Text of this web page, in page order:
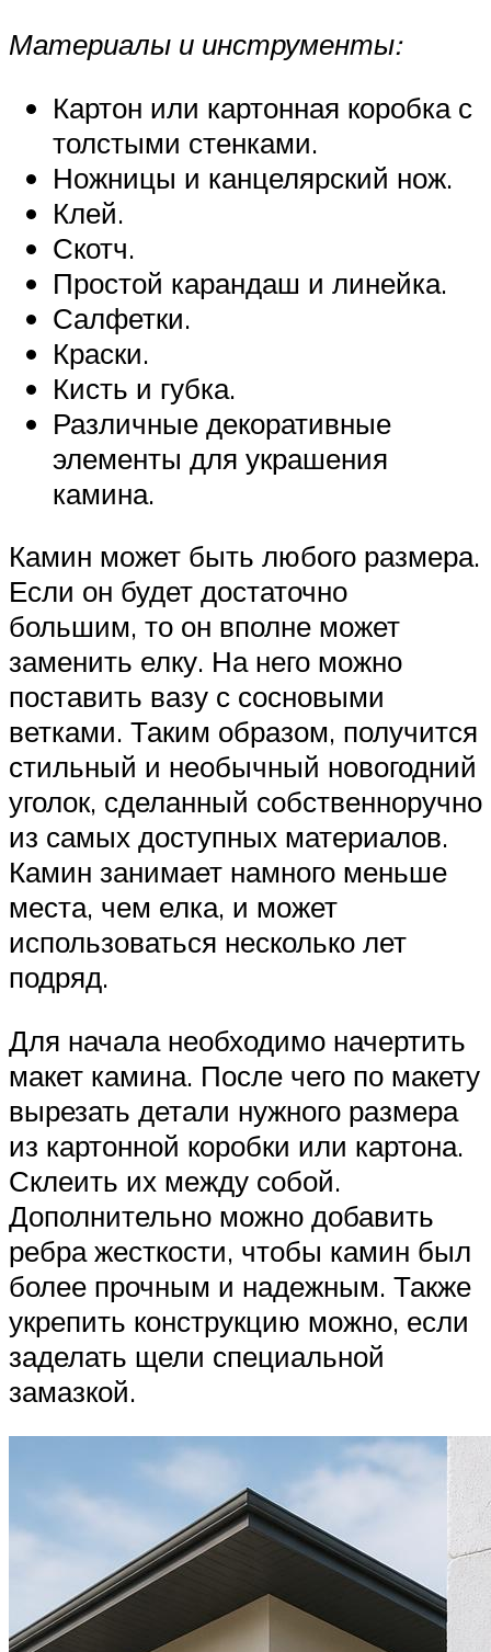
Материалы и инструменты:
Картон или картонная коробка с
толстыми стенками.
Ножницы и канцелярский нож.
Клей.
Скотч.
Простой карандаш и линейка.
Салфетки.
Краски.
Кисть и губка.
Различные декоративные
элементы для украшения
камина.
Камин может быть любого размера.
Если он будет достаточно
большим, то он вполне может
заменить елку. На него можно
поставить вазу с сосновыми
ветками. Таким образом, получится
стильный и необычный новогодний
уголок, сделанный собственноручно
из самых доступных материалов.
Камин занимает намного меньше
места, чем елка, и может
использоваться несколько лет
подряд.
Для начала необходимо начертить
макет камина. После чего по макету
вырезать детали нужного размера
из картонной коробки или картона.
Склеить их между собой.
Дополнительно можно добавить
ребра жесткости, чтобы камин был
более прочным и надежным. Также
укрепить конструкцию можно, если
заделать щели специальной
замазкой.